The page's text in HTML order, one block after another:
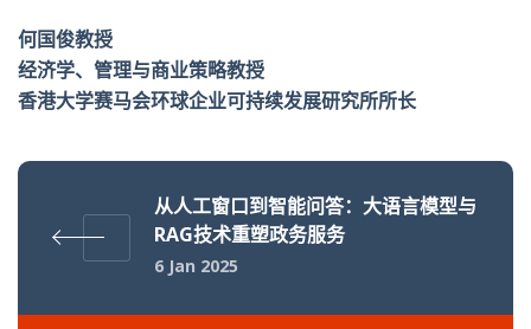
何国俊教授
经济学、管理与商业策略教授
香港大学赛马会环球企业可持续发展研究所所长
从人工窗口到智能问答：大语言模型与
RAG技术重塑政务服务
6 Jan 2025